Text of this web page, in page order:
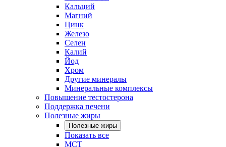
Кальций
Магний
Цинк
Железо
Селен
Калий
Йод
Хром
Другие минералы
Минеральные комплексы
Повышение тестостерона
Поддержка печени
Полезные жиры
Полезные жиры
Показать все
MCT